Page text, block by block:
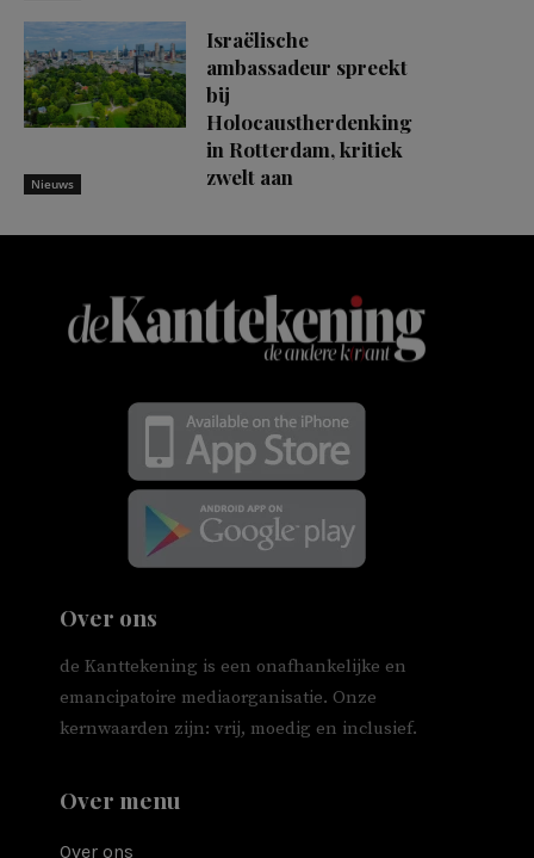
Nieuws
Israëlische
ambassadeur spreekt
bij
Holocaustherdenking
in Rotterdam, kritiek
zwelt aan
Over ons
de Kanttekening is een onafhankelijke en
emancipatoire mediaorganisatie. Onze
kernwaarden zijn: vrij, moedig en inclusief.
Over menu
Over ons